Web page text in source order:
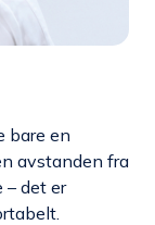
bare en
avstanden fra
det er